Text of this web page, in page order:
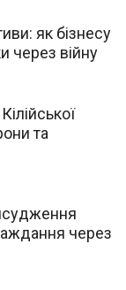
як бізнесу
через війну
та
через